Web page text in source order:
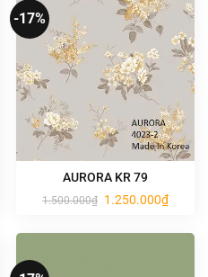
-17%
AURORA KR 79
1.500.000₫ Giá
1.500.000₫.
1.250.000₫Giá
hiện
là: